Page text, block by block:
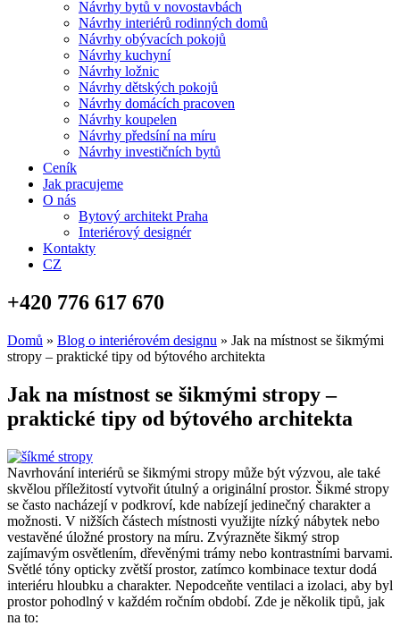
Návrhy bytů v novostavbách
Návrhy interiérů rodinných domů
Návrhy obývacích pokojů
Návrhy kuchyní
Návrhy ložnic
Návrhy dětských pokojů
Návrhy domácích pracoven
Návrhy koupelen
Návrhy předsíní na míru
Návrhy investičních bytů
Ceník
Jak pracujeme
O nás
Bytový architekt Praha
Interiérový designér
Kontakty
CZ
+420 776 617 670
Domů » Blog o interiérovém designu » Jak na místnost se šikmými
stropy – praktické tipy od býtového architekta
Jak na místnost se šikmými stropy –
praktické tipy od býtového architekta
Navrhování interiérů se šikmými stropy může být výzvou, ale také
skvělou příležitostí vytvořit útulný a originální prostor. Šikmé stropy
se často nacházejí v podkroví, kde nabízejí jedinečný charakter a
možnosti. V nižších částech místnosti využijte nízký nábytek nebo
vestavěné úložné prostory na míru. Zvýrazněte šikmý strop
zajímavým osvětlením, dřevěnými trámy nebo kontrastními barvami.
Světlé tóny opticky zvětší prostor, zatímco kombinace textur dodá
interiéru hloubku a charakter. Nepodceňte ventilaci a izolaci, aby byl
prostor pohodlný v každém ročním období. Zde je několik tipů, jak
na to: